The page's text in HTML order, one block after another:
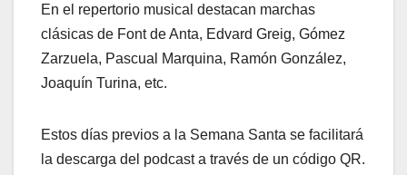
En el repertorio musical destacan marchas
clásicas de Font de Anta, Edvard Greig, Gómez
Zarzuela, Pascual Marquina, Ramón González,
Joaquín Turina, etc.
Estos días previos a la Semana Santa se facilitará
la descarga del podcast a través de un código QR.